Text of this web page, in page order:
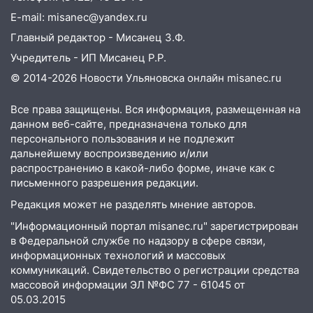
15:08
В Кузоватово после прокурорской
проверки обновили разметку на
пешеходных переходах
14:40
На проспекте Гая в Ульяновске
запретили остановку автомобилей на
14:22 В Новом городе 8 августа пройдет
большой фестиваль «Наше время» с
мотофристайлом и концертом
«Мураками»
погоды в Ульяновской области на
выходные 8-9 августа
13:30 В Ульяновске транспортные
полицейские проведут акцию «Час
пассажира»
13:20 В Ульяновске за один день
E-mail: misanec@yandex.ru
Главный редактор - Мисанец З.Ф.
Учредитель - ИП Мисанец Р.Р.
© 2014-2026 Новости Ульяновска онлайн misanec.ru
Все права защищены. Вся информация, размещенная на
данном веб-сайте, предназначена только для
персонального пользования и не подлежит
дальнейшему воспроизведению и/или
распространению в какой-либо форме, иначе как с
письменного разрешения редакции.
Редакция может не разделять мнение авторов.
"Информационный портал misanec.ru" зарегистрирован
в Федеральной службе по надзору в сфере связи,
информационных технологий и массовых
коммуникаций. Свидетельство о регистрации средства
массовой информации ЭЛ №ФС 77 - 61045 от
05.03.2015